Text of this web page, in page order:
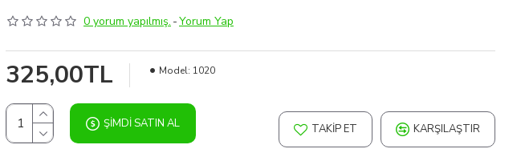
0 yorum yapılmış. -Yorum Yap
325,00TL Model: 1020
ŞIMDI SATIN AL TAKIP ET KARŞILAŞTIR